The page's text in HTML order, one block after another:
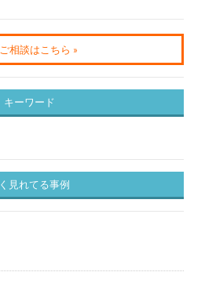
ご相談はこちら »
キーワード
見れてる事例